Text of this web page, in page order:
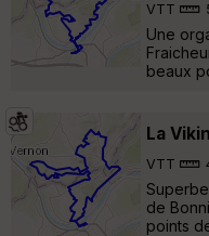
VTT
Une
beaux
La
VTT
de
points